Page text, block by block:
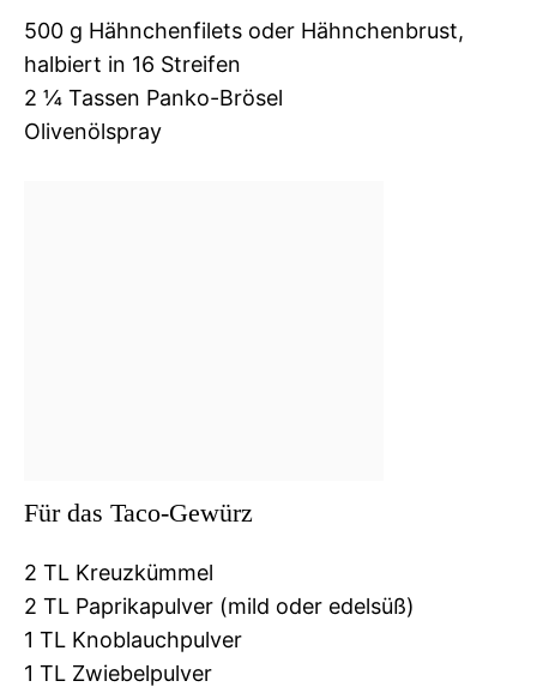
500 g Hähnchenfilets oder Hähnchenbrust,
halbiert in 16 Streifen
2 ¼ Tassen Panko-Brösel
Olivenölspray
Für das Taco-Gewürz
2 TL Kreuzkümmel
2 TL Paprikapulver (mild oder edelsüß)
1 TL Knoblauchpulver
1 TL Zwiebelpulver